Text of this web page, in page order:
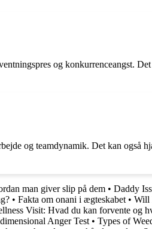
og konkurrenceangst.
og teamdynamik. Det kan også
man giver slip på dem • Daddy
• Fakta om onani i ægteskabet • Will
Visit: Hvad du kan forvente og
Anger Test • Types of